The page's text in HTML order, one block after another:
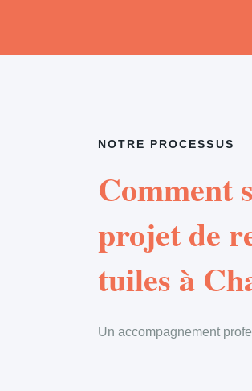
NOTRE PROCESSUS
Comment
projet de
tuiles à
Un accompagnement